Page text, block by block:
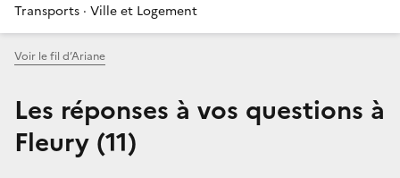
Transports · Ville et Logement
Voir le fil d’Ariane
Les réponses à vos questions à
Fleury (11)